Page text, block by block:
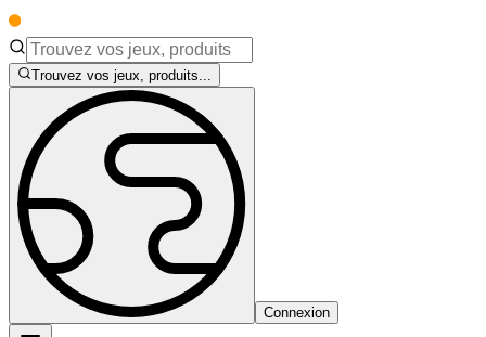
Trouvez vos jeux, produits...
Connexion